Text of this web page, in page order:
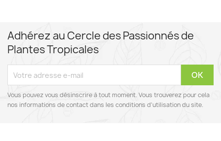
Adhérez au Cercle des Passionnés de
Plantes Tropicales
Vous pouvez vous désinscrire à tout moment. Vous trouverez pour cela
nos informations de contact dans les conditions d'utilisation du site.